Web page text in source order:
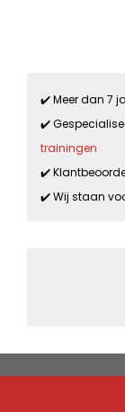
✔️ Meer dan 7
✔️
trainingen
✔️
✔️ Wij staan